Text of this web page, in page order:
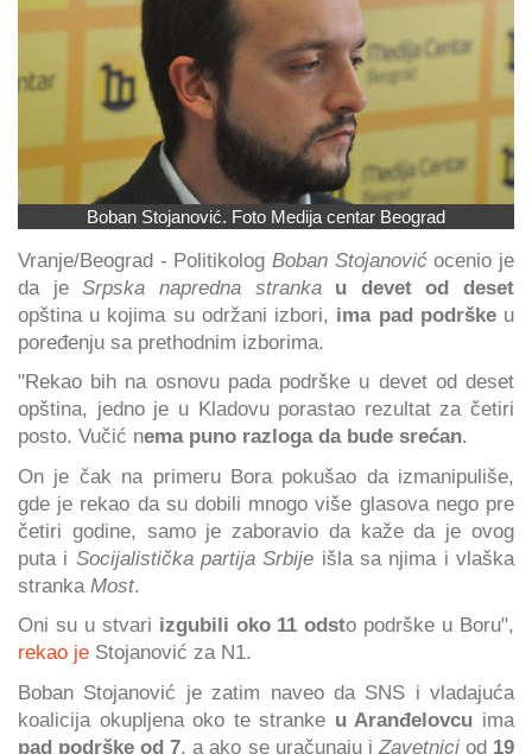
Boban Stojanović. Foto Medija centar Beograd
Vranje/Beograd - Politikolog Boban Stojanovićocenio je
da jeSrpska napredna stranka
u devet od deset
opština u kojima su održani izbori, ima pad podrške u
poređenju sa prethodnim izborima.
"Rekao bih na osnovu pada podrške u devet od deset
opština, jedno je u Kladovu porastao rezultat za četiri
posto. Vučić nema puno razloga da bude srećan.
On je čak na primeru Bora pokušao da izmanipuliše,
gde je rekao da su dobili mnogo više glasova nego pre
četiri godine, samo je zaboravio da kaže da je ovog
puta i Socijalistička partija Srbije išla sa njima i vlaška
stranka Most.
Oni su u stvari izgubili oko 11 odsto podrške u Boru",
rekao je Stojanović za N1.
Boban Stojanović je zatim naveo da SNS i vladajuća
koalicija okupljena oko te stranke u Aranđelovcu ima
pad podrške od 7, a ako se uračunaju i Zavetnici od 19